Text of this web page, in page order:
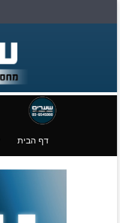
דף הבית